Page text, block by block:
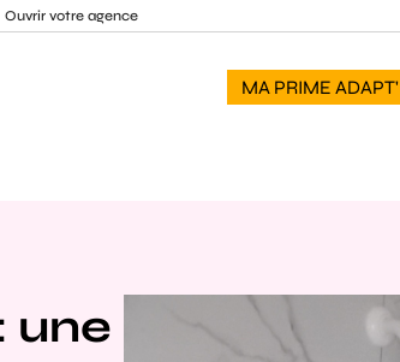
Ouvrir votre agence
MA PRIME ADAPT'
une